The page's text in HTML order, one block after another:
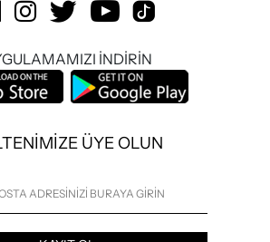
İNDİRİN
ÜYE OLUN